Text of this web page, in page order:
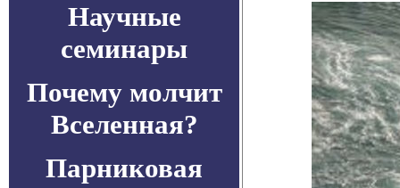
Научные
семинары
Почему молчит
Вселенная?
Парниковая